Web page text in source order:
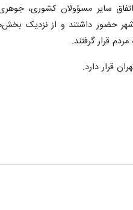
سایر مسؤولان کشوری،
حضور داشتند و از نزدیک
قرار گرفتند.